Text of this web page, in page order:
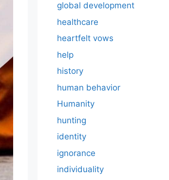
global development
healthcare
heartfelt vows
help
history
human behavior
Humanity
hunting
identity
ignorance
individuality